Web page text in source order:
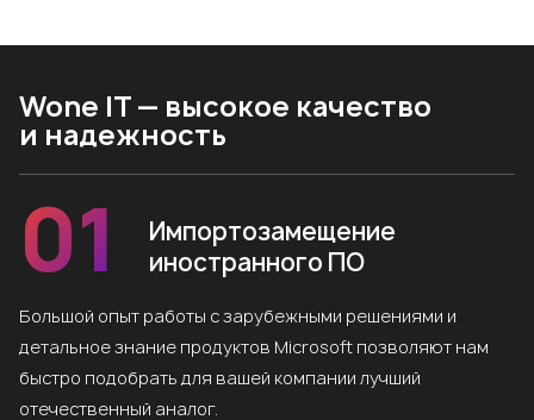
Wone IT — высокое качество
и надежность
01
Импортозамещение
иностранного ПО
Большой опыт работы с зарубежными решениями и
детальное знание продуктов Microsoft позволяют нам
быстро подобрать для вашей компании лучший
отечественный аналог.